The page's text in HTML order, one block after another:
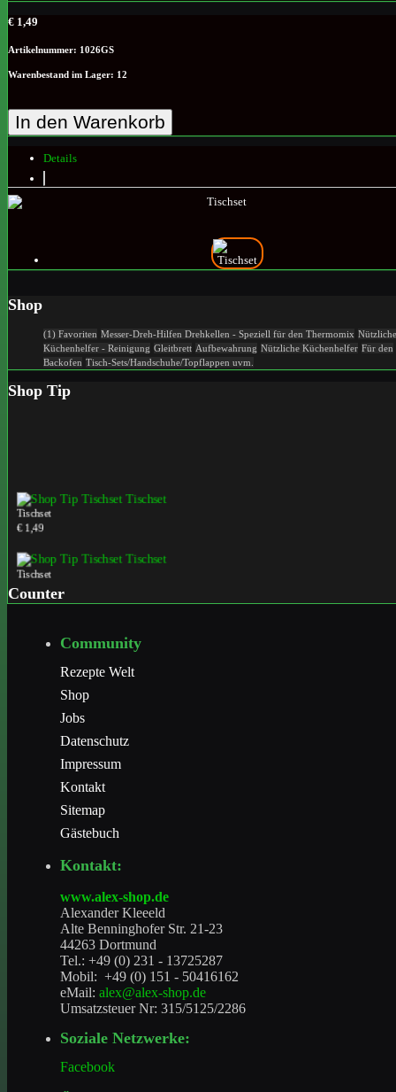
€ 1,49
Artikelnummer: 1026GS
Warenbestand im Lager: 12
In den Warenkorb
Details
Shop
(1) Favoriten Messer-Dreh-Hilfen Drehkellen - Speziell für den Thermomix Nützliche
Küchenhelfer - Reinigung Gleitbrett Aufbewahrung Nützliche Küchenhelfer Für den
Backofen Tisch-Sets/Handschuhe/Topflappen uvm.
Shop Tip
Tischset
€ 1,49
Tischset
Counter
Community
Rezepte Welt
Shop
Jobs
Datenschutz
Impressum
Kontakt
Sitemap
Gästebuch
Kontakt:
www.alex-shop.de
Alexander Kleeeld
Alte Benninghofer Str. 21-23
44263 Dortmund
Tel.: +49 (0) 231 - 13725287
Mobil: +49 (0) 151 - 50416162
eMail: alex@alex-shop.de
Umsatzsteuer Nr: 315/5125/2286
Soziale Netzwerke:
Facebook